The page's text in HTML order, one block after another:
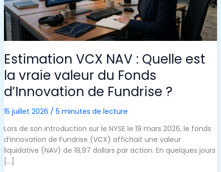
Estimation VCX NAV : Quelle est
la vraie valeur du Fonds
d’Innovation de Fundrise ?
15 juillet 2026 / 5 minutes de lecture
Lors de son introduction sur le NYSE le 19 mars 2026, le fonds
d’innovation de Fundrise (VCX) affichait une valeur
liquidative (NAV) de 18,97 dollars par action. En quelques jours
[…]